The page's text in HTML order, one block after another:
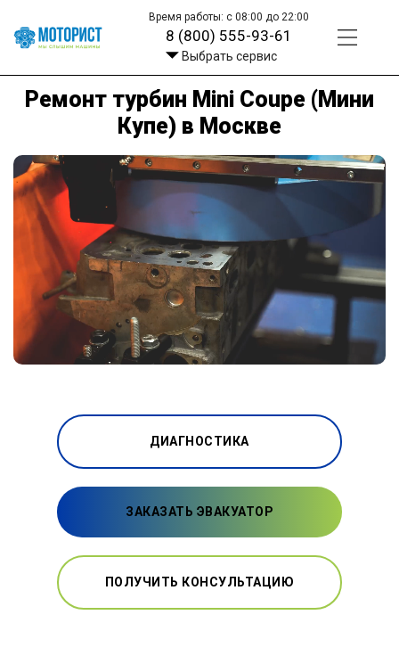
Время работы: с 08:00 до 22:00
8 (800) 555-93-61
Выбрать сервис
Ремонт турбин Mini Coupe (Мини
Купе) в Москве
ДИАГНОСТИКА
ЗАКАЗАТЬ ЭВАКУАТОР
ПОЛУЧИТЬ КОНСУЛЬТАЦИЮ